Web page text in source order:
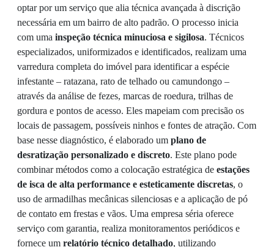
optar por um serviço que alia técnica avançada à discrição
necessária em um bairro de alto padrão. O processo inicia
com uma inspeção técnica minuciosa e sigilosa. Técnicos
especializados, uniformizados e identificados, realizam uma
varredura completa do imóvel para identificar a espécie
infestante – ratazana, rato de telhado ou camundongo –
através da análise de fezes, marcas de roedura, trilhas de
gordura e pontos de acesso. Eles mapeiam com precisão os
locais de passagem, possíveis ninhos e fontes de atração. Com
base nesse diagnóstico, é elaborado um plano de
desratização personalizado e discreto. Este plano pode
combinar métodos como a colocação estratégica de estações
de isca de alta performance e esteticamente discretas, o
uso de armadilhas mecânicas silenciosas e a aplicação de pó
de contato em frestas e vãos. Uma empresa séria oferece
serviço com garantia, realiza monitoramentos periódicos e
fornece um relatório técnico detalhado, utilizando